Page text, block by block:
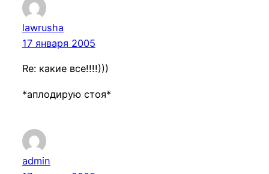
lawrusha
17 января 2005
Re: какие все!!!!)))
*аплодирую стоя*
admin